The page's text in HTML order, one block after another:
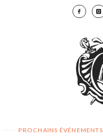
PROCHAINS ÉVÉNEMENTS